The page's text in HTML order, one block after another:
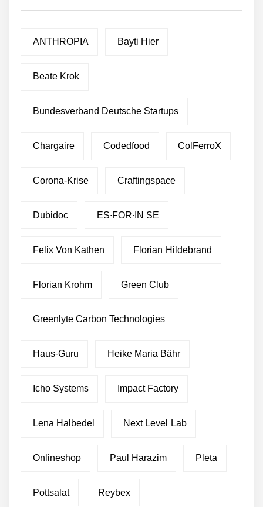
ANTHROPIA Bayti Hier
Beate Krok
Bundesverband Deutsche Startups
Chargaire Codedfood ColFerroX
Corona-Krise Craftingspace
Dubidoc ES∙FOR∙IN SE
Felix Von Kathen Florian Hildebrand
Florian Krohm Green Club
Greenlyte Carbon Technologies
Haus-Guru Heike Maria Bähr
Icho Systems Impact Factory
Lena Halbedel Next Level Lab
Onlineshop Paul Harazim Pleta
Pottsalat Reybex